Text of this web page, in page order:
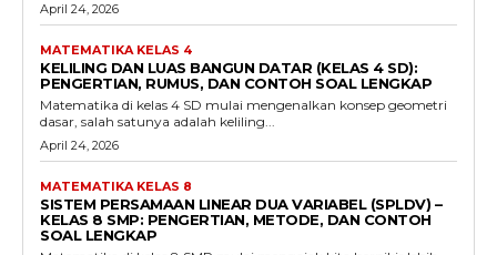
April 24, 2026
MATEMATIKA KELAS 4
KELILING DAN LUAS BANGUN DATAR (KELAS 4 SD):
PENGERTIAN, RUMUS, DAN CONTOH SOAL LENGKAP
Matematika di kelas 4 SD mulai mengenalkan konsep geometri
dasar, salah satunya adalah keliling...
April 24, 2026
MATEMATIKA KELAS 8
SISTEM PERSAMAAN LINEAR DUA VARIABEL (SPLDV) –
KELAS 8 SMP: PENGERTIAN, METODE, DAN CONTOH
SOAL LENGKAP